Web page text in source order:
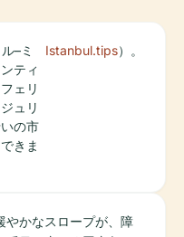
–ミ
ティ
ェリ
ュリ
の市
きま
Istanbul.tips）。
やかなスロープが、障